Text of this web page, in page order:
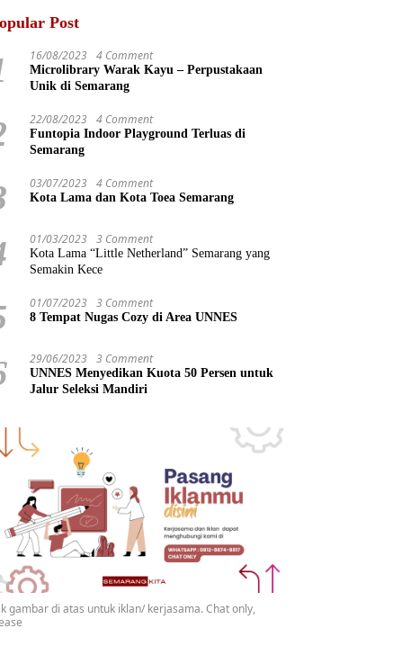
Post
16/08/2023 4 Comment
Microlibrary Warak Kayu – Perpustakaan
Unik di Semarang
22/08/2023 4 Comment
Funtopia Indoor Playground Terluas di
Semarang
03/07/2023 4 Comment
Kota Lama dan Kota Toea Semarang
01/03/2023 3 Comment
Kota Lama “Little Netherland” Semarang yang
Semakin Kece
01/07/2023 3 Comment
8 Tempat Nugas Cozy di Area UNNES
29/06/2023 3 Comment
UNNES Menyedikan Kuota 50 Persen untuk
Jalur Seleksi Mandiri
gambar di atas untuk iklan/ kerjasama. Chat only,